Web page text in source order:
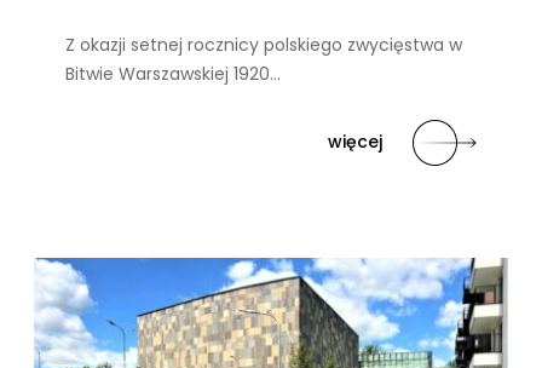
Z okazji setnej rocznicy polskiego zwycięstwa w
Bitwie Warszawskiej 1920…
więcej